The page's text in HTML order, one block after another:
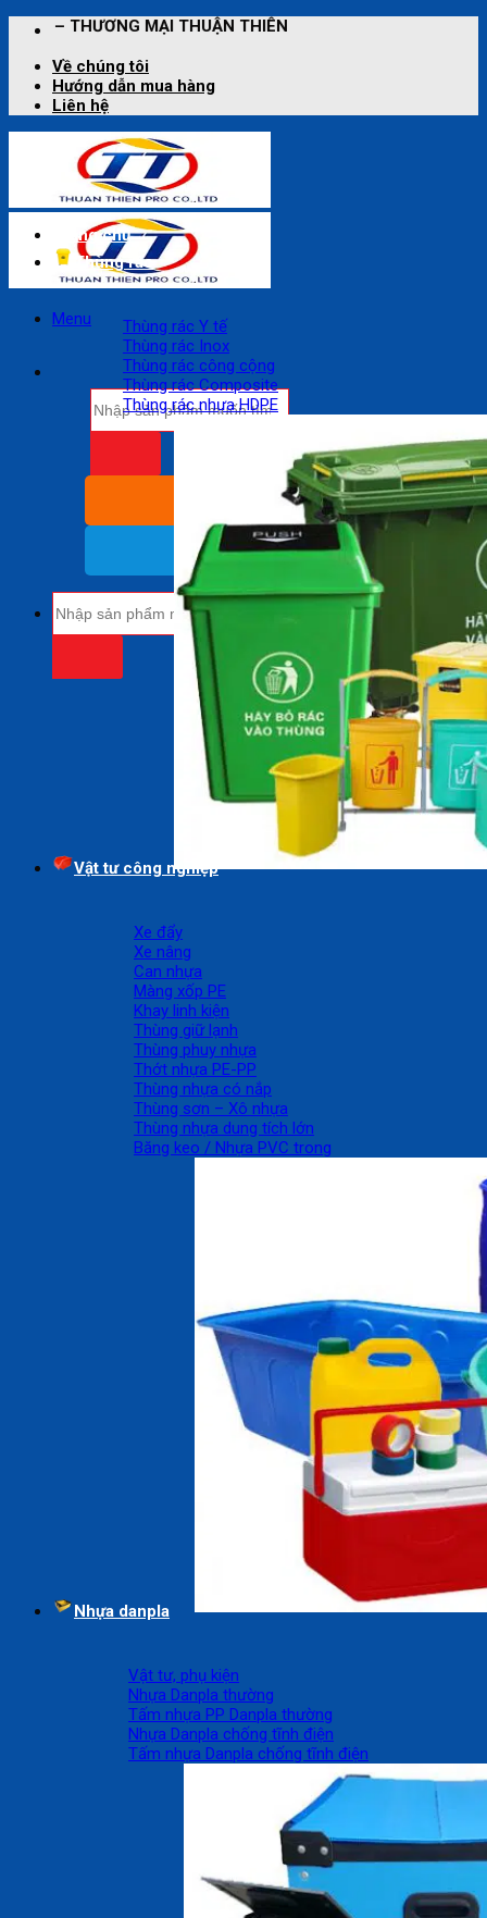
dung
THIÊN
Về chúng tôi
Hướng dẫn mua hàng
Liên hệ
Menu
kiếm:
BÁO GIÁ SỈ
(Nhận báo giá sỉ)
18009485
(Miễn cước cuộc gọi)
kiếm:
Trang chủ
Thùng rác
Thùng rác Y tế
Thùng rác Inox
Thùng rác công cộng
Thùng rác Composite
Thùng rác nhựa HDPE
Vật tư công nghiệp
Xe đẩy
Xe nâng
Can nhựa
Màng xốp PE
Khay linh kiện
Thùng giữ lạnh
Thùng phuy nhựa
Thớt nhựa PE-PP
Thùng nhựa có nắp
Thùng sơn – Xô nhựa
Thùng nhựa dung tích lớn
Băng keo / Nhựa PVC trong
Nhựa danpla
Vật tư, phụ kiện
Nhựa Danpla thường
Tấm nhựa PP Danpla thường
Nhựa Danpla chống tĩnh điện
Tấm nhựa Danpla chống tĩnh điện